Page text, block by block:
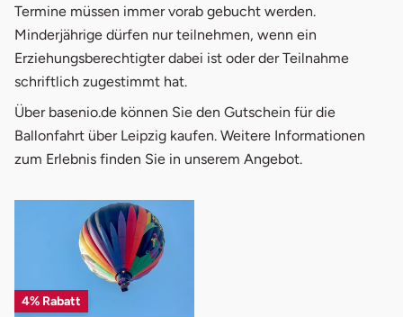
Termine müssen immer vorab gebucht werden.
Minderjährige dürfen nur teilnehmen, wenn ein
Erziehungsberechtigter dabei ist oder der Teilnahme
schriftlich zugestimmt hat.
Über basenio.de können Sie den Gutschein für die
Ballonfahrt über Leipzig kaufen. Weitere Informationen
zum Erlebnis finden Sie in unserem Angebot.
4% Rabatt